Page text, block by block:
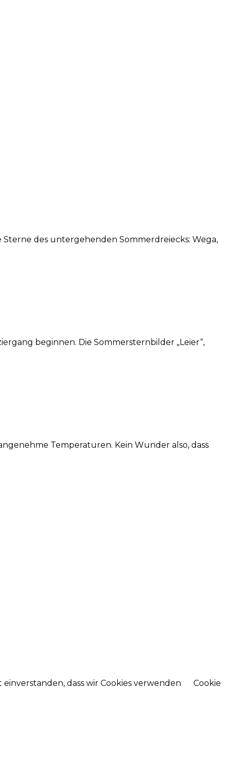
des untergehenden Sommerdreiecks: Wega,
beginnen. Die Sommersternbilder „Leier“,
Temperaturen. Kein Wunder also, dass
dass wir Cookies verwenden
Cookie